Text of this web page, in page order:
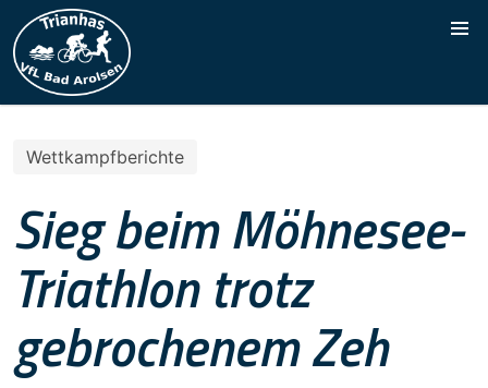
Wettkampfberichte
Sieg beim Möhnesee-
Triathlon trotz
gebrochenem Zeh